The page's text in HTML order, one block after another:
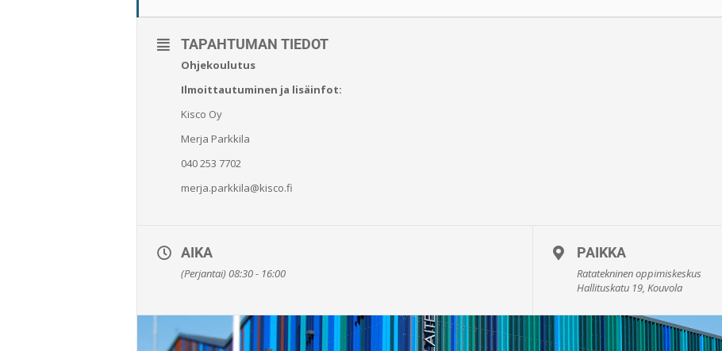
TAPAHTUMAN TIEDOT
Ohjekoulutus
Ilmoittautuminen ja lisäinfot:
Kisco Oy
Merja Parkkila
040 253 7702
merja.parkkila@kisco.fi
AIKA
(Perjantai) 08:30 - 16:00
PAIKKA
Ratatekninen oppimiskeskus
Hallituskatu 19, Kouvola